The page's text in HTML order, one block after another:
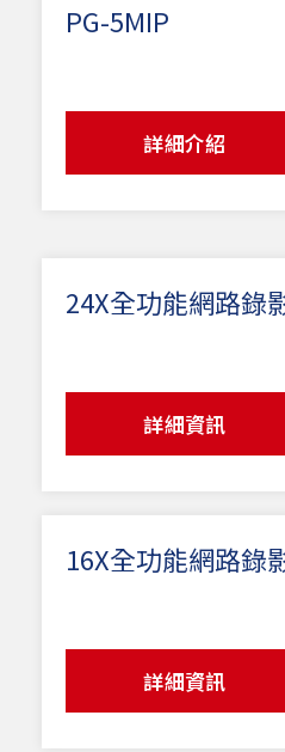
PG-5MIP
詳細介紹
24X全功能網路錄
詳細資訊
16X全功能網路錄
詳細資訊